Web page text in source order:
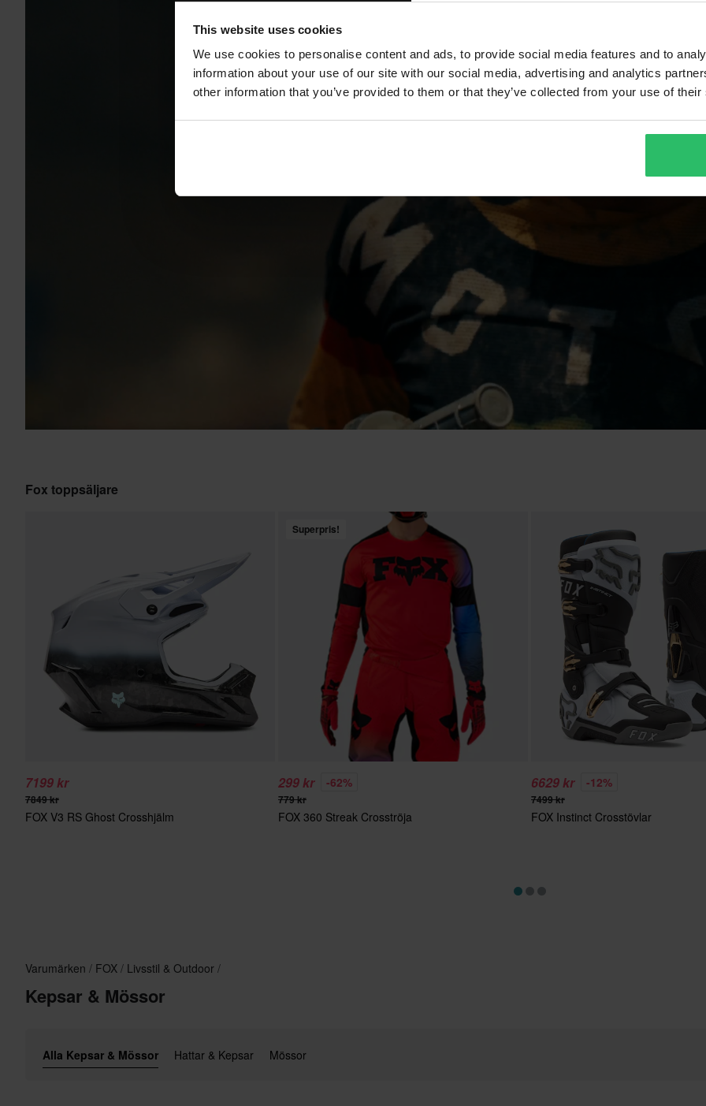
This website uses cookies
We use cookies to personalise content and ads, to provide social media features and to
information about your use of our site with our social media, advertising and analytics
other information that you’ve provided to them or that they’ve collected from your use of
Fox toppsäljare
7199 kr
7849 kr
FOX V3 RS Ghost Crosshjälm
Superpris!
299 kr -62%
779 kr
FOX 360 Streak Crosströja
6629 kr -12%
7499 kr
FOX Instinct Crosstövlar
Varumärken FOX Livsstil & Outdoor
Kepsar & Mössor
Alla Kepsar & Mössor Hattar & Kepsar Mössor